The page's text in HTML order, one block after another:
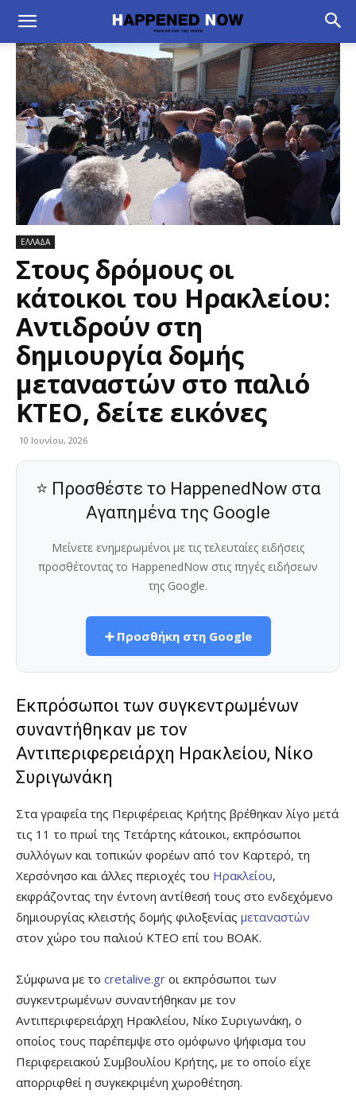
ΕΛΛΑΔΑ
Στους δρόμους οι
κάτοικοι του Ηρακλείου:
Αντιδρούν στη
δημιουργία δομής
μεταναστών στο παλιό
ΚΤΕΟ, δείτε εικόνες
10 Ιουνίου, 2026
⭐ Προσθέστε το HappenedNow στα
Αγαπημένα της Google
Μείνετε ενημερωμένοι με τις τελευταίες ειδήσεις
προσθέτοντας το HappenedNow στις πηγές ειδήσεων
της Google.
➕ Προσθήκη στη Google
Εκπρόσωποι των συγκεντρωμένων
συναντήθηκαν με τον
Αντιπεριφερειάρχη Ηρακλείου, Νίκο
Συριγωνάκη
Στα γραφεία της Περιφέρειας Κρήτης βρέθηκαν λίγο μετά
τις 11 το πρωί της Τετάρτης κάτοικοι, εκπρόσωποι
συλλόγων και τοπικών φορέων από τον Καρτερό, τη
Χερσόνησο και άλλες περιοχές του Ηρακλείου,
εκφράζοντας την έντονη αντίθεσή τους στο ενδεχόμενο
δημιουργίας κλειστής δομής φιλοξενίας μεταναστών
στον χώρο του παλιού ΚΤΕΟ επί του ΒΟΑΚ.
Σύμφωνα με το cretalive.gr οι εκπρόσωποι των
συγκεντρωμένων συναντήθηκαν με τον
Αντιπεριφερειάρχη Ηρακλείου, Νίκο Συριγωνάκη, ο
οποίος τους παρέπεμψε στο ομόφωνο ψήφισμα του
Περιφερειακού Συμβουλίου Κρήτης, με το οποίο είχε
απορριφθεί η συγκεκριμένη χωροθέτηση.